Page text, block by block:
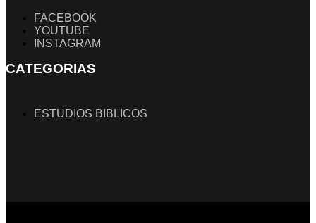
FACEBOOK
YOUTUBE
INSTAGRAM
CATEGORIAS
ESTUDIOS BIBLICOS